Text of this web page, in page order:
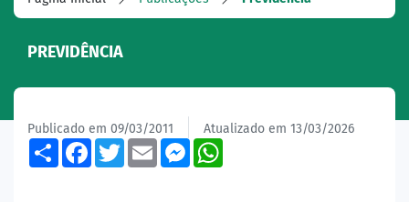
PREVIDÊNCIA
Publicado em 09/03/2011 Atualizado em 13/03/2026
ShareFacebook
TwitterEmailMessenger